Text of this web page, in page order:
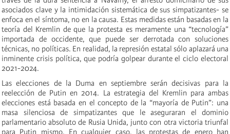
asociados clave y la intimidación sistemática de sus simpatizantes- se
enfoca en el síntoma, no en la causa. Estas medidas están basadas en la
teoría del Kremlin de que la protesta es meramente una “tecnología”
importada de occidente, que puede ser derrotada con soluciones
técnicas, no políticas. En realidad, la represión estatal sólo aplazará una
inminente crisis política, que podría golpear durante el ciclo electoral
2021-2024.
Las elecciones de la Duma en septiembre serán decisivas para la
reelección de Putin en 2014. La estrategia del Kremlin para ambas
elecciones está basada en el concepto de la “mayoría de Putin”: una
masa silenciosa de simpatizantes que le aseguraran el dominio
parlamentario absoluto de Rusia Unida, junto con otra victoria triunfal
para Putin mismo. En cualquier caso, las protestas de enero han